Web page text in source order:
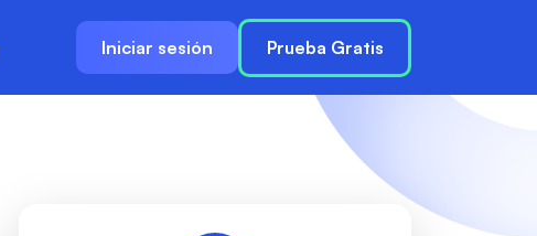
Iniciar sesión Prueba Gratis